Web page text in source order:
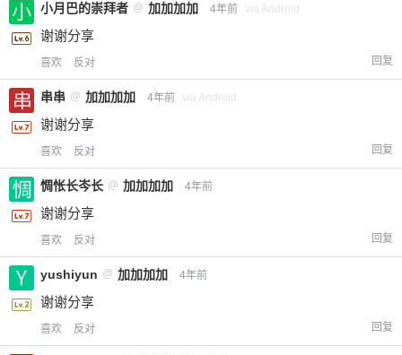
小月巴的崇拜者 @ 加加加加 4年前 via Android
谢谢分享
喜欢 反对 回复
串串 @ 加加加加 4年前 via Android
谢谢分享
喜欢 反对 回复
惆怅长岑长 @ 加加加加 4年前
谢谢分享
喜欢 反对 回复
yushiyun @ 加加加加 4年前
谢谢分享
喜欢 反对 回复